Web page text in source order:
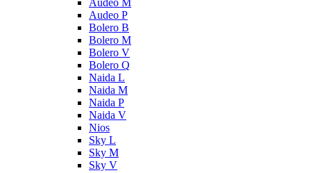
Audeo М
Audeo P
Bolero B
Bolero M
Bolero V
Bolero Q
Naida L
Naida M
Naida P
Naida V
Nios
Sky L
Sky M
Sky V